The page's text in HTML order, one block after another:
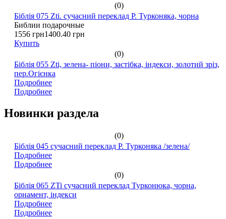
(0)
Біблія 075 Zti. сучасний переклад Р. Турконяка, чорна
Библии подарочные
1556 грн1400.40 грн
Купить
(0)
Біблія 055 Zti, зелена- піони, застібка, індекси, золотий зріз,
пер.Огієнка
Подробнее
Подробнее
Новинки раздела
(0)
Біблія 045 сучасний переклад Р. Турконяка /зелена/
Подробнее
Подробнее
(0)
Біблія 065 ZTi сучасний переклад Турконюка, чорна,
орнамент, індекси
Подробнее
Подробнее